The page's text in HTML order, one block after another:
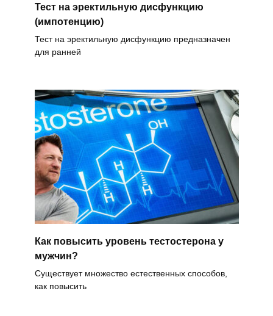
Тест на эректильную дисфункцию
(импотенцию)
Тест на эректильную дисфункцию предназначен
для ранней
Как повысить уровень тестостерона у
мужчин?
Существует множество естественных способов,
как повысить